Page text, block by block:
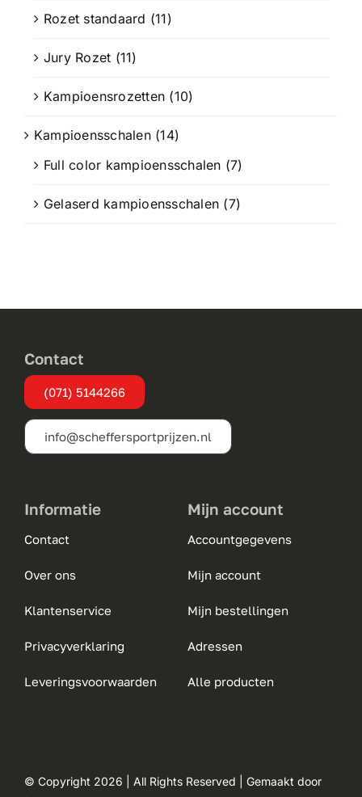
Rozet standaard (11)
Jury Rozet (11)
Kampioensrozetten (10)
Kampioensschalen (14)
Full color kampioensschalen (7)
Gelaserd kampioensschalen (7)
Contact
(071) 5144266
info@scheffersportprijzen.nl
Informatie
Contact
Over ons
Klantenservice
Privacyverklaring
Leveringsvoorwaarden
Mijn account
Accountgegevens
Mijn account
Mijn bestellingen
Adressen
Alle producten
© Copyright 2026 | All Rights Reserved | Gemaakt door